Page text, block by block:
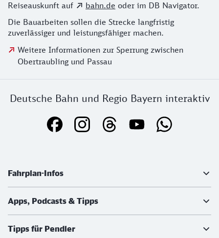
Reiseauskunft auf
bahn.de oder im DB Navigator.
Die Bauarbeiten sollen die Strecke langfristig
zuverlässiger und leistungsfähiger machen.
Weitere Informationen zur Sperrung zwischen
Obertraubling und Passau
Deutsche Bahn und Regio Bayern interaktiv
Fahrplan-Infos
Apps, Podcasts & Tipps
Tipps für Pendler